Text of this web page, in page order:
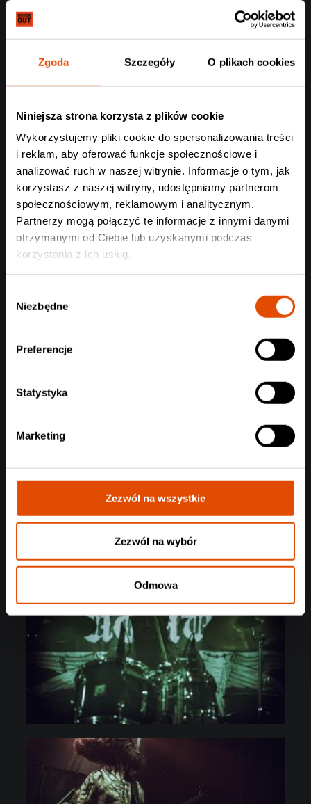
Zgoda Szczegóły O plikach cookies
Niniejsza strona korzysta z plików cookie
Wykorzystujemy pliki cookie do spersonalizowania treści
i reklam, aby oferować funkcje społecznościowe i
analizować ruch w naszej witrynie. Informacje o tym, jak
korzystasz z naszej witryny, udostępniamy partnerom
społecznościowym, reklamowym i analitycznym.
Partnerzy mogą połączyć te informacje z innymi danymi
otrzymanymi od Ciebie lub uzyskanymi podczas
korzystania z ich usług.
zgody
Niezbędne
Preferencje
Statystyka
Marketing
Zezwól na wszystkie
Zezwól na wybór
Odmowa